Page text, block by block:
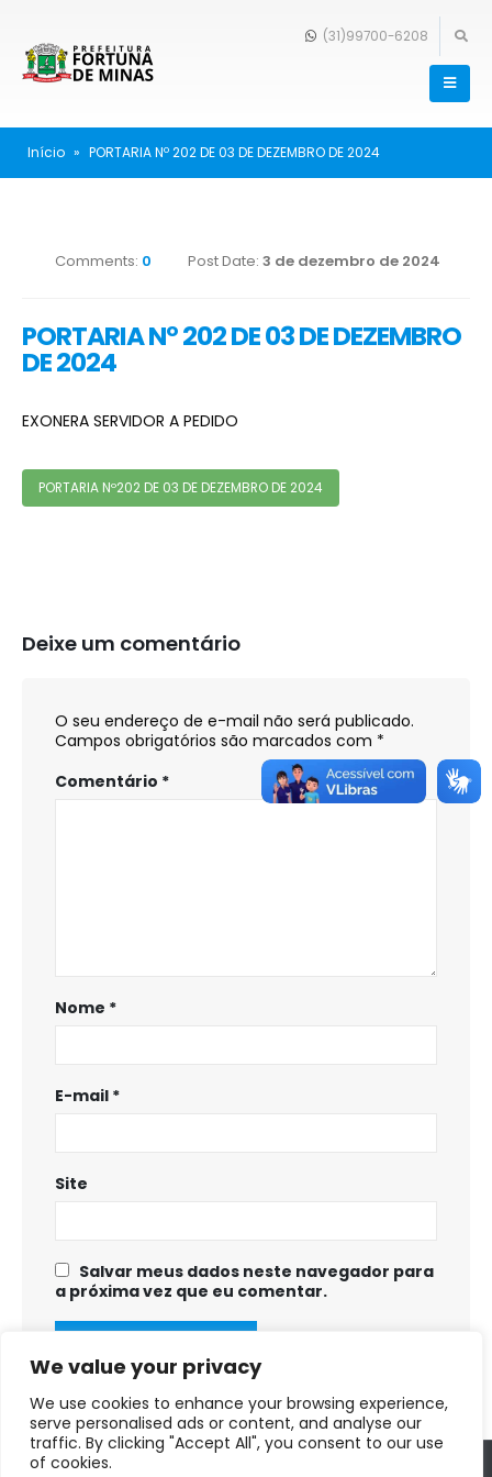
We value your privacy
We use cookies to enhance your browsing experience,
serve personalised ads or content, and analyse our
traffic. By clicking "Accept All", you consent to our use
of cookies.
(31)99700-6208
Início » PORTARIA Nº 202 DE 03 DE DEZEMBRO DE 2024
Comments: 0 Post Date: 3 de dezembro de 2024
PORTARIA Nº 202 DE 03 DE DEZEMBRO
DE 2024
EXONERA SERVIDOR A PEDIDO
PORTARIA Nº202 DE 03 DE DEZEMBRO DE 2024
Deixe um comentário
O seu endereço de e-mail não será publicado.
Campos obrigatórios são marcados com *
Comentário *
Nome *
E-mail *
Site
Salvar meus dados neste navegador para
a próxima vez que eu comentar.
Copyright © 2025 - 2028. Prefeitura Municipal de Fortuna de Minas